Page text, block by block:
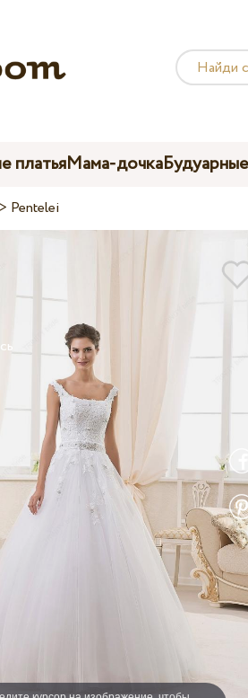
платьяМама-дочка
Pentelei